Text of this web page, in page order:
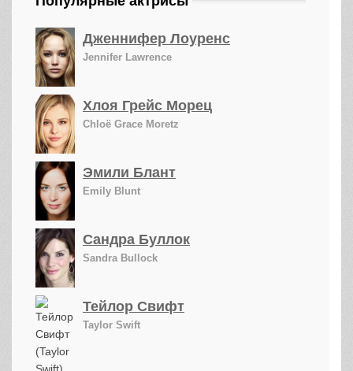
Дженнифер Лоуренс
Jennifer Lawrence
Хлоя Грейс Морец
Chloë Grace Moretz
Эмили Блант
Emily Blunt
Сандра Буллок
Sandra Bullock
Тейлор Свифт
Taylor Swift